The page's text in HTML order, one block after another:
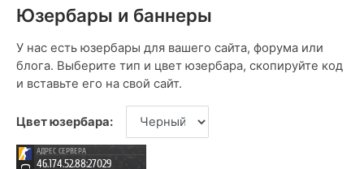
Юзербары и баннеры
У нас есть юзербары для вашего сайта, форума или
блога. Выберите тип и цвет юзербара, скопируйте код
и вставьте его на свой сайт.
Цвет юзербара: